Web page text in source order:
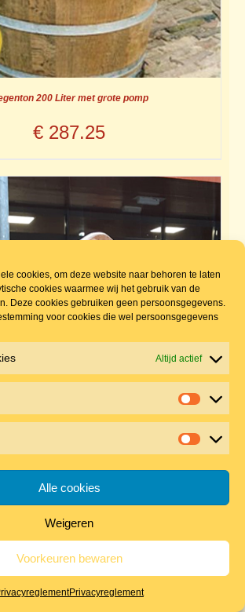
cookies, om deze website naar behoren te laten
cookies waarmee wij het gebruik van de
Deze cookies gebruiken geen persoonsgegevens.
voor cookies die wel persoonsgegevens
Altijd actief
Alle cookies
Weigeren
Voorkeuren bewaren
Privacyreglement
200 Liter met grote pomp
€ 287.25